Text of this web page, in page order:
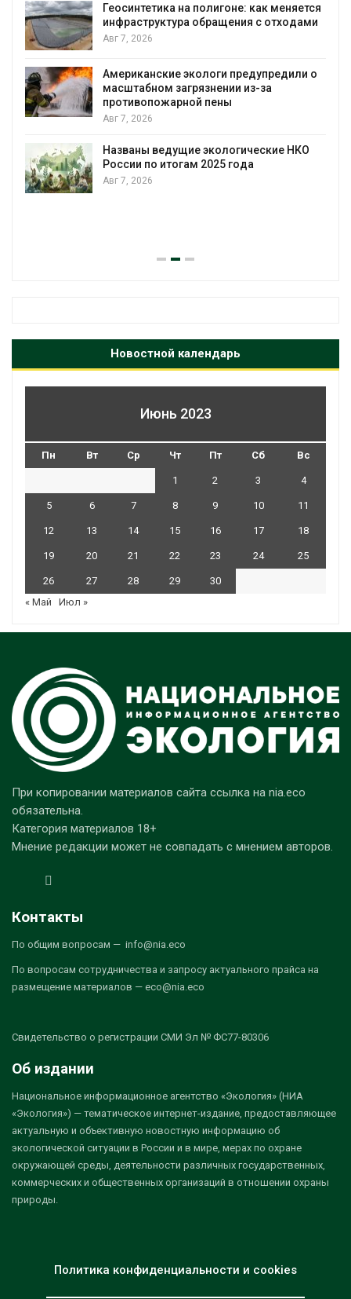
Геосинтетика на полигоне: как меняется
инфраструктура обращения с отходами
Авг 7, 2026
Американские экологи предупредили о
масштабном загрязнении из-за
противопожарной пены
Авг 7, 2026
Названы ведущие экологические НКО
России по итогам 2025 года
Авг 7, 2026
Новостной календарь
Июнь 2023
Пн Вт Ср Чт Пт Сб Вс
1 2 3 4
5 6 7 8 9 10 11
12 13 14 15 16 17 18
19 20 21 22 23 24 25
26 27 28 29
30
« Май
Июл »
При копировании материалов сайта ссылка на nia.eco
обязательна.
Категория материалов 18+
Мнение редакции может не совпадать с мнением авторов.
Контакты
По общим вопросам — info@nia.eco
По вопросам сотрудничества и запросу актуального прайса на
размещение материалов — eco@nia.eco
Свидетельство о регистрации СМИ Эл № ФС77-80306
Об издании
Национальное информационное агентство «Экология» (НИА
«Экология») — тематическое интернет-издание, предоставляющее
актуальную и объективную новостную информацию об
экологической ситуации в России и в мире, мерах по охране
окружающей среды, деятельности различных государственных,
коммерческих и общественных организаций в отношении охраны
природы.
Политика конфиденциальности и cookies